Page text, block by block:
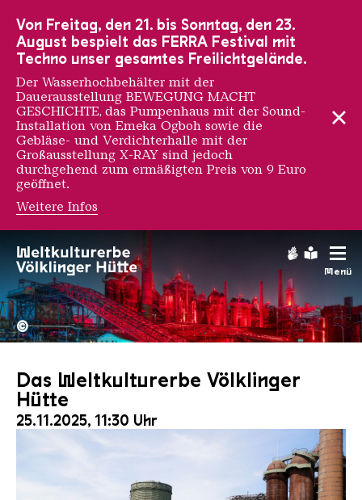
Menü
Hochofengruppe in Rot
Copyright:
©
Das Weltkulturerbe Völklinger
Hütte
25.11.2025, 11:30 Uhr
Von Freitag, den 21. bis Sonntag, den 23.
August bespielt das FERRA Festival mit
Techno unser gesamtes Freilichtgelände.
Der Wasserhochbehälter mit der
Dauerausstellung BEWEGUNG MACHT
GESCHICHTE, das Pumpenhaus mit der Sound-
Installation von Emeka Ogboh sowie die
Gebläse- und Verdichterhalle mit der
Großausstellung X-RAY sind jedoch
durchgehend zum ermäßigten Preis von 9 Euro
geöffnet.
Weitere Infos